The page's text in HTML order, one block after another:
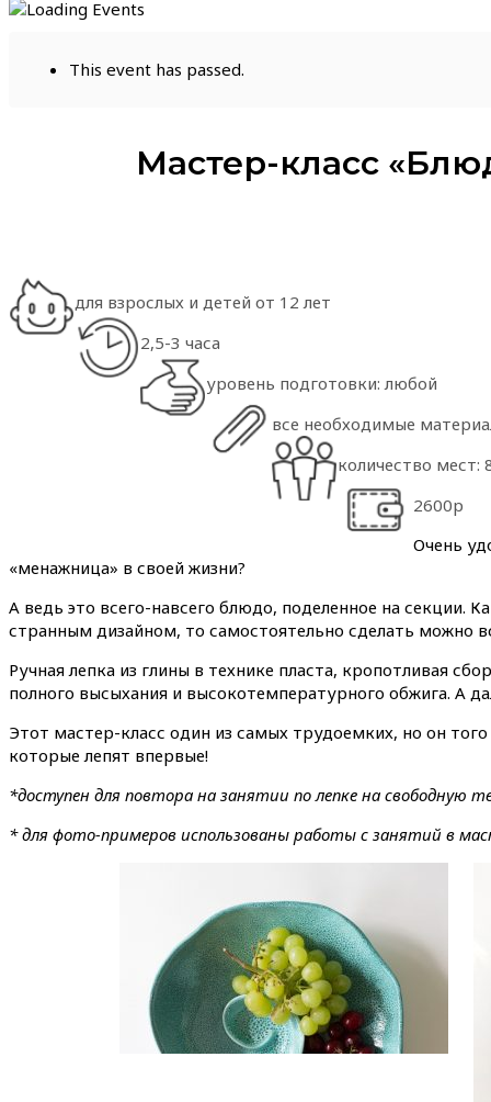
This event has passed.
Мастер-класс
для взрослых и детей от 12 лет
2,5-3 часа
уровень подготовки: любой
все необходимые
количество мест:
2600р
Очень
«менажница» в своей жизни?
А ведь это всего-навсего блюдо, поделенное на секции.
странным дизайном, то самостоятельно сделать можно
Ручная лепка из глины в технике пласта, кропотливая
полного высыхания и высокотемпературного обжига. А
Этот мастер-класс один из самых трудоемких, но он
которые лепят впервые!
*доступен для повтора на занятии по лепке на свободную
* для фото-примеров использованы работы с занятий в